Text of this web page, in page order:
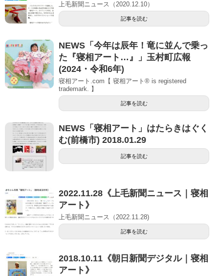
上毛新聞ニュース（2020.12.10）
記事を読む
NEWS「今年は辰年！竜に並んで乗っ
た『寝相アート…』」玉村町広報
(2024・令和6年)
寝相アート.com【 寝相アート® is registered
trademark. 】
記事を読む
NEWS「寝相アート」はたらきはぐく
む(前橋市) 2018.01.29
記事を読む
2022.11.28《上毛新聞ニュース｜寝相
アート》
上毛新聞ニュース（2022.11.28)
記事を読む
2018.10.11《朝日新聞デジタル｜寝相
アート》